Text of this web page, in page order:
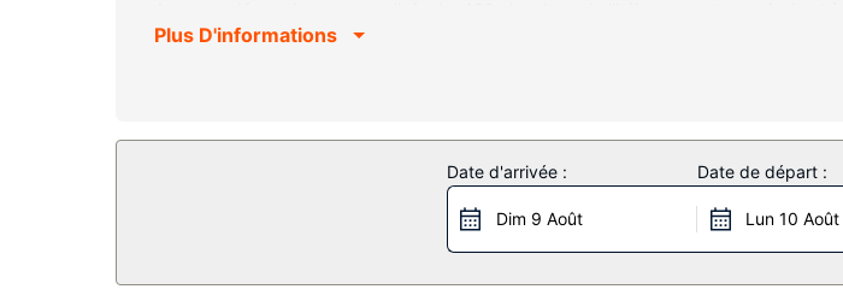
avec le reste du monde. Les salles de bain comprennent un ensemble douche/
un distributeur automatique de boissons et d'en-cas.
Les équipements et services proposés incluent un service de nettoyage à sec /
disponible dans l'enceinte de l'hébergement.
Plus D'informations
Date d'arrivée :
Dim 9 Août
Date de départ :
Lun 10 Août